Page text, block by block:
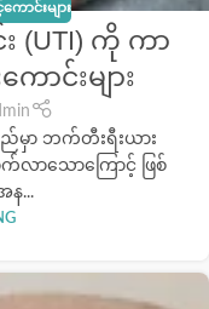
ာင်းများ
း (UTI) ကို ကာ
င်းများ
သည်မှာ ဘက်တီးရီးယား
က်လာသောကြောင့် ဖြစ်
...